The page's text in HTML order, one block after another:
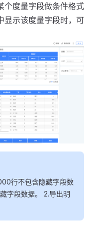
个度量字段做条件格式
显示该度量字段时，可
行不包含隐藏字段数
字段数据。 2.导出明